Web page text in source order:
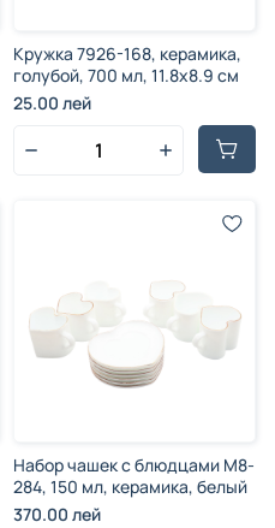
Кружка 7926-168, керамика,
голубой, 700 мл, 11.8x8.9 см
25.00 лей
Набор чашек c блюдцами M8-
284, 150 мл, керамика, белый
370.00 лей